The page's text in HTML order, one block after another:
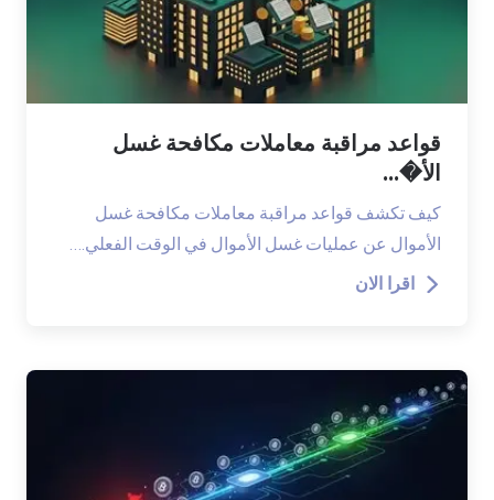
قواعد مراقبة معاملات مكافحة غسل
الأ�...
كيف تكشف قواعد مراقبة معاملات مكافحة غسل
الأموال عن عمليات غسل الأموال في الوقت الفعلي.…
اقرا الان